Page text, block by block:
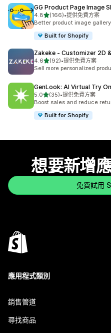
GG Product Page Image
4.8滿分 5 顆星
(166)
共有 166 則評價
•提供免費方案
Better product image
Built for Shopify
Zakeke ‑ Customizer 2D
4.6滿分 5 顆星
(92)
共有 92 則評價
•提供免費方案
Sell more personalized
GenLook: AI Virtual Try On
5.0滿分 5 顆星
(35)
共有 35 則評價
•提供免費方案
Boost sales and reduce
Built for Shopify
想要新增
免費試用
應用程式類別
銷售管道
尋找商品